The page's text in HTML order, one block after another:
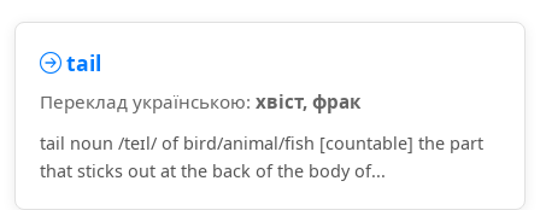
tail
Переклад українською: хвіст, фрак
tail noun /teɪl/ of bird/animal/fish [countable] the part
that sticks out at the back of the body of...